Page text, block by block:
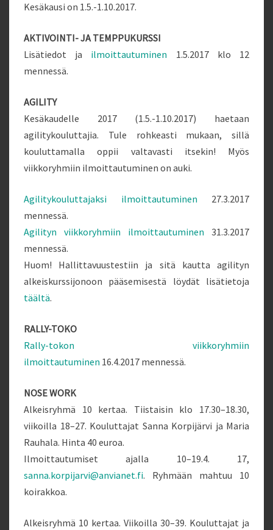
Kesäkausi on 1.5.-1.10.2017.
AKTIVOINTI- JA TEMPPUKURSSI
Lisätiedot ja ilmoittautuminen 1.5.2017 klo 12
mennessä.
AGILITY
Kesäkaudelle 2017 (1.5.-1.10.2017) haetaan
agilitykouluttajia. Tule rohkeasti mukaan, sillä
kouluttamalla oppii valtavasti itsekin! Myös
viikkoryhmiin ilmoittautuminen on auki.
Agilitykouluttajaksi ilmoittautuminen 27.3.2017
mennessä.
Agilityn viikkoryhmiin ilmoittautuminen 31.3.2017
mennessä.
Huom! Hallittavuustestiin ja sitä kautta agilityn
alkeiskurssijonoon pääsemisestä löydät lisätietoja
täältä.
RALLY-TOKO
Rally-tokon viikkoryhmiin
ilmoittautuminen 16.4.2017 mennessä.
NOSE WORK
Alkeisryhmä 10 kertaa. Tiistaisin klo 17.30–18.30,
viikoilla 18–27. Kouluttajat Sanna Korpijärvi ja Maria
Rauhala. Hinta 40 euroa.
Ilmoittautumiset ajalla 10–19.4. 17,
sanna.korpijarvi@anvianet.fi. Ryhmään mahtuu 10
koirakkoa.
Alkeisryhmä 10 kertaa. Viikoilla 30–39. Kouluttajat ja